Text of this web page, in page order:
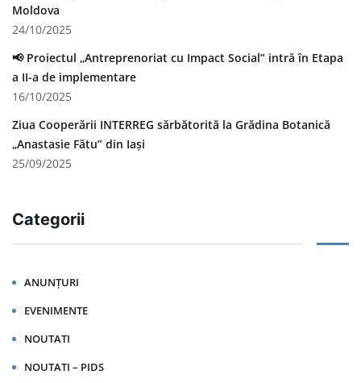
Moldova
24/10/2025
📢 Proiectul „Antreprenoriat cu Impact Social” intră în Etapa
a II-a de implementare
16/10/2025
Ziua Cooperării INTERREG sărbătorită la Grădina Botanică
„Anastasie Fătu” din Iași
25/09/2025
Categorii
ANUNȚURI
EVENIMENTE
NOUTATI
NOUTATI – PIDS